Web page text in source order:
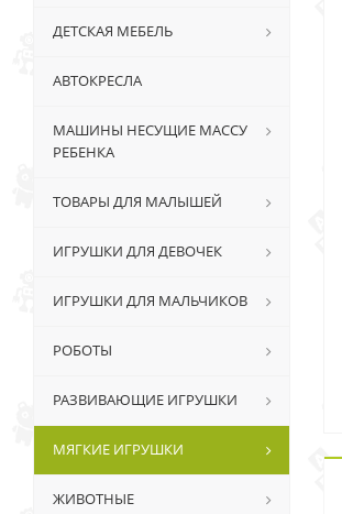
ДЕТСКАЯ МЕБЕЛЬ
АВТОКРЕСЛА
МАШИНЫ НЕСУЩИЕ МАССУ
РЕБЕНКА
ТОВАРЫ ДЛЯ МАЛЫШЕЙ
ИГРУШКИ ДЛЯ ДЕВОЧЕК
ИГРУШКИ ДЛЯ МАЛЬЧИКОВ
РОБОТЫ
РАЗВИВАЮЩИЕ ИГРУШКИ
МЯГКИЕ ИГРУШКИ
ЖИВОТНЫЕ